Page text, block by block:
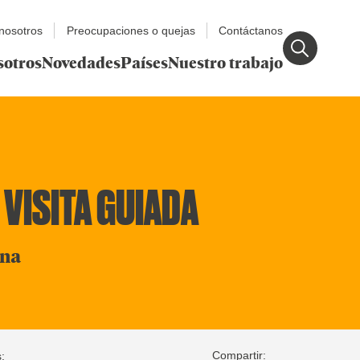
Preocupaciones o quejas Contáctanos
NovedadesPaísesNuestro trabajo
GUIADA
Compartir: